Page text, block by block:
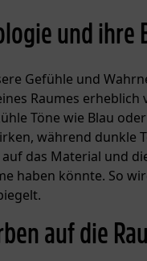
und
Gefühle und
Raumes
Töne wie Blau
während dunkle
das Material und
haben könnte. So
auf die